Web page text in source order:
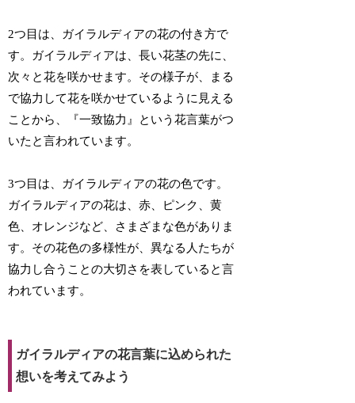
2つ目は、ガイラルディアの花の付き方で
す。ガイラルディアは、長い花茎の先に、
次々と花を咲かせます。その様子が、まる
で協力して花を咲かせているように見える
ことから、『一致協力』という花言葉がつ
いたと言われています。
3つ目は、ガイラルディアの花の色です。
ガイラルディアの花は、赤、ピンク、黄
色、オレンジなど、さまざまな色がありま
す。その花色の多様性が、異なる人たちが
協力し合うことの大切さを表していると言
われています。
ガイラルディアの花言葉に込められた
想いを考えてみよう